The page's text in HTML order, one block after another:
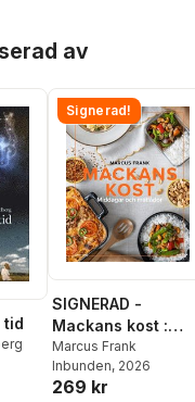
av
tid
Signerad!
SIGNERAD -
Mackans kost :
Middagar och
matlådor
Marcus Frank
Inbunden, 2026
269 kr